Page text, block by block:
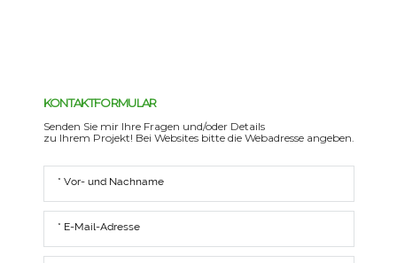
KONTAKTFORMULAR
Senden Sie mir Ihre Fragen und/oder Details
zu Ihrem Projekt! Bei Websites bitte die Webadresse angeben.